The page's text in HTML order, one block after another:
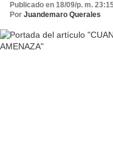
Publicado en 18/09/p. m.
Por Juandemaro Querales